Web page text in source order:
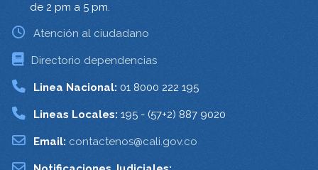
de 2 pm a 5 pm.
Atención al ciudadano
Directorio dependencias
Linea Nacional: 01 8000 222 195
Lineas Locales: 195 - (57+2) 887 9020
Email: contactenos@cali.gov.co